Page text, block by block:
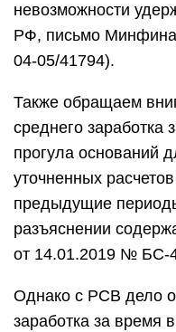
невозможности
РФ, письмо
04-05/41794).
Также обращаем
среднего заработка
прогула оснований
уточненных
предыдущие
разъяснении
от 14.01.2019 № БС-
Однако с РСВ дело
заработка за время